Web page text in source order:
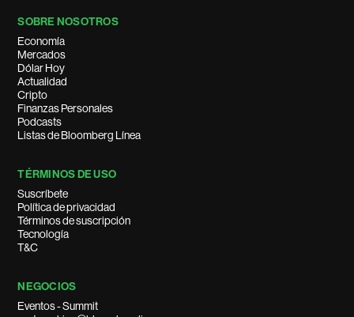
SOBRE NOSOTROS
Economía
Mercados
Dólar Hoy
Actualidad
Cripto
Finanzas Personales
Podcasts
Listas de Bloomberg Línea
TÉRMINOS DE USO
Suscríbete
Política de privacidad
Términos de suscripción
Tecnología
T&C
NEGOCIOS
Eventos - Summit